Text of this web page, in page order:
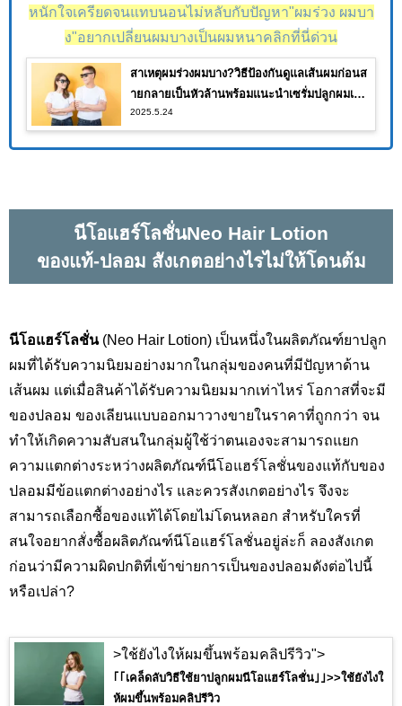
หนักใจเครียดจนแทบนอนไม่หลับกับปัญหา"ผมร่วง ผมบา
ง"อยากเปลี่ยนผมบางเป็นผมหนาคลิกที่นี่ด่วน
สาเหตุผมร่วงผมบาง?วิธีป้องกันดูแลเส้นผมก่อนส
ายกลายเป็นหัวล้านพร้อมแนะนำเซรั่มปลูกผมเห็น
ผลจนคุณต้องอึ้ง!!
2025.5.24
นีโอแฮร์โลชั่นNeo Hair Lotion
ของแท้-ปลอม สังเกตอย่างไรไม่ให้โดนต้ม
นีโอแฮร์โลชั่น(Neo Hair Lotion) เป็นหนึ่งในผลิตภัณฑ์ยาปลูก
ผมที่ได้รับความนิยมอย่างมากในกลุ่มของคนที่มีปัญหาด้าน
เส้นผม แต่เมื่อสินค้าได้รับความนิยมมากเท่าไหร่ โอกาสที่จะมี
ของปลอม ของเลียนแบบออกมาวางขายในราคาที่ถูกกว่า จน
ทำให้เกิดความสับสนในกลุ่มผู้ใช้ว่าตนเองจะสามารถแยก
ความแตกต่างระหว่างผลิตภัณฑ์นีโอแฮร์โลชั่นของแท้กับของ
ปลอมมีข้อแตกต่างอย่างไร และควรสังเกตอย่างไร จึงจะ
สามารถเลือกซื้อของแท้ได้โดยไม่โดนหลอก สำหรับใครที่
สนใจอยากสั่งซื้อผลิตภัณฑ์นีโอแฮร์โลชั่นอยู่ล่ะก็ ลองสังเกต
ก่อนว่ามีความผิดปกติที่เข้าข่ายการเป็นของปลอมดังต่อไปนี้
หรือเปล่า?
>ใช้ยังไงให้ผมขึ้นพร้อมคลิปรีวิว">
｢｢เคล็ดลับวิธีใช้ยาปลูกผมนีโอแฮร์โลชั่น｣｣>>ใช้ยังไงใ
ห้ผมขึ้นพร้อมคลิปรีวิว